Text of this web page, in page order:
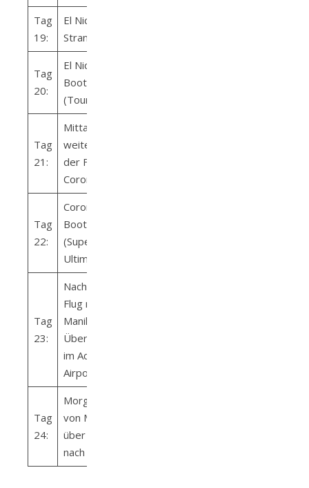
Tag
19:
El Nido
Strandtag
Tag
20:
El Nido –
Bootsausflug
(Tour C)
Tag
21:
Mittags
weiterreise mit
der Fähre nach
Coron
Tag
22:
Coron –
Bootstour
(Super
Ultimate Tour)
Tag
23:
Nachmittags
Flug nach
Manila –
Übernachtung
im Achievers
Airport Hotel
Tag
24:
Morgens Flug
von Manila
über Dubai
nach Wien